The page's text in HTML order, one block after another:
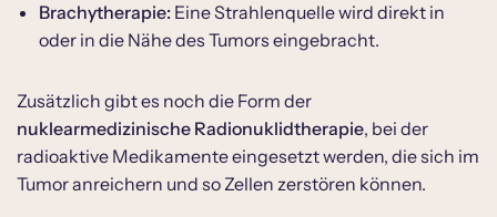
Brachytherapie: Eine Strahlenquelle wird direkt in
oder in die Nähe des Tumors eingebracht.
Zusätzlich gibt es noch die Form der
nuklearmedizinische Radionuklidtherapie, bei der
radioaktive Medikamente eingesetzt werden, die sich im
Tumor anreichern und so Zellen zerstören können.